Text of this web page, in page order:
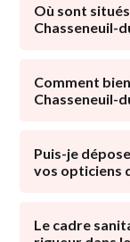
Où sont
Chasseneuil-
Opticiens Par
quartiers de
l'opticien
Comment
Chasseneuil-
en avant par
mettre tout son
L’étape
Puis-je
vos opticiens
en ont besoin,
Le cadre